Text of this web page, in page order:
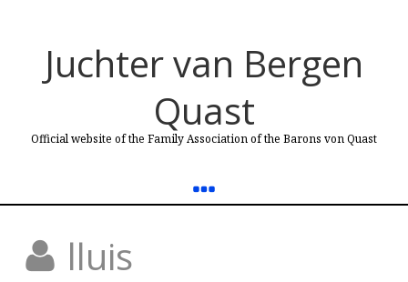
Juchter van Bergen
Quast
Official website of the Family Association of the Barons von Quast
lluis